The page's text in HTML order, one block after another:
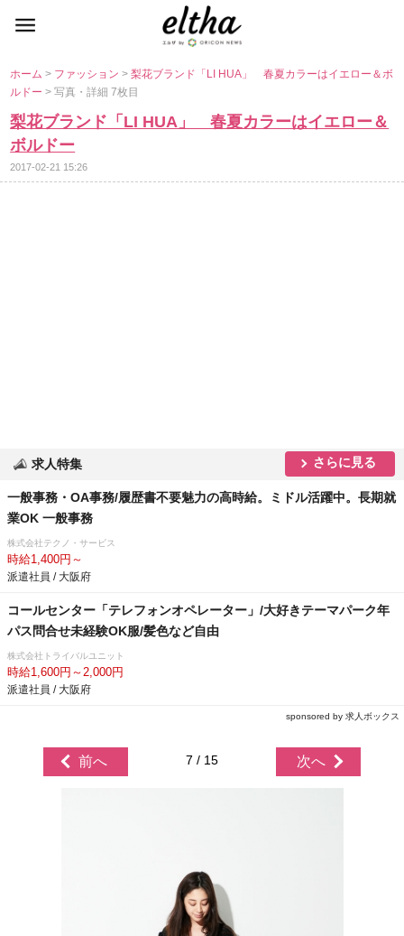
ホーム> ファッション>梨花ブランド「LI HUA」 春夏カラーはイエロー＆ボ
ルドー> 写真・詳細 7枚目
梨花ブランド「LI HUA」 春夏カラーはイエロー＆
ボルドー
2017-02-21 15:26
求人特集 さらに見る
一般事務・OA事務/履歴書不要魅力の高時給。ミドル活躍中。長期就
業OK 一般事務
株式会社テクノ・サービス
時給1,400円～
派遣社員 / 大阪府
コールセンター「テレフォンオペレーター」/大好きテーマパーク年
パス問合せ未経験OK服/髪色など自由
株式会社トライバルユニット
時給1,600円～2,000円
派遣社員 / 大阪府
sponsored by 求人ボックス
前へ 7 / 15 次へ